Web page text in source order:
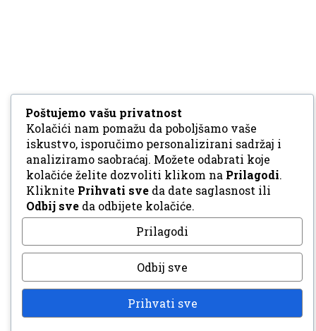
Poštujemo vašu privatnost
Kolačići nam pomažu da poboljšamo vaše
iskustvo, isporučimo personalizirani sadržaj i
analiziramo saobraćaj. Možete odabrati koje
kolačiće želite dozvoliti klikom na Prilagodi.
Kliknite Prihvati sve da date saglasnost ili
Odbij sve da odbijete kolačiće.
Prilagodi
Odbij sve
Prihvati sve